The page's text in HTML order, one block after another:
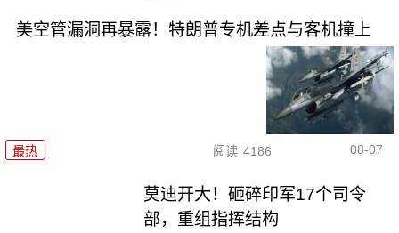
美空管漏洞再暴露！特朗普专机差点与客机撞上
最热 阅读 4186 08-07
莫迪开大！砸碎印军17个司令
部，重组指挥结构